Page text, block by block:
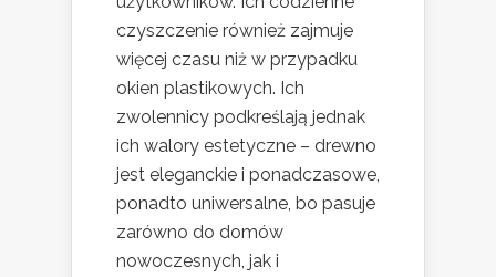
czyszczenie również zajmuje
więcej czasu niż w przypadku
okien plastikowych. Ich
zwolennicy podkreślają jednak
ich walory estetyczne – drewno
jest eleganckie i ponadczasowe,
ponadto uniwersalne, bo pasuje
zarówno do domów
nowoczesnych, jak i